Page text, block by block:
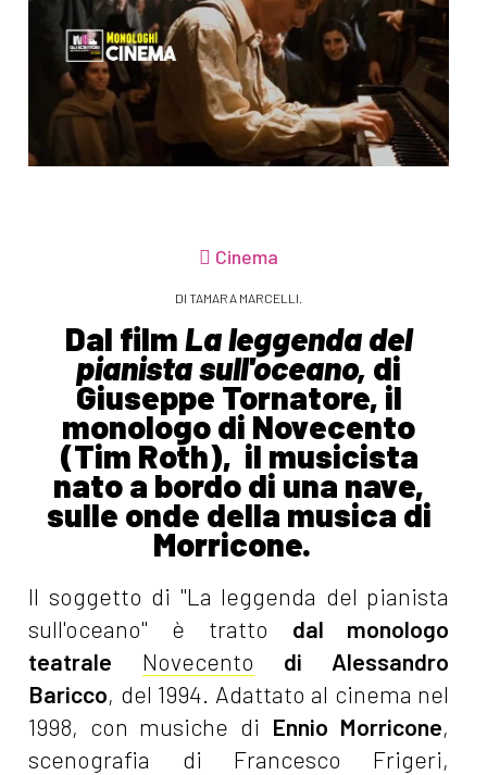
Cinema
DI TAMARA MARCELLI.
Dal filmLa leggenda del
pianista sull'oceano, di
Giuseppe Tornatore, il
monologo di Novecento
(Tim Roth), il musicista
nato a bordo di una nave,
sulle onde della musica di
Morricone.
Il soggetto di "La leggenda del pianista
sull'oceano" è tratto dal monologo
teatrale Novecento di Alessandro
Baricco, del 1994. Adattato al cinema nel
1998, con musiche di Ennio Morricone,
scenografia di Francesco Frigeri,